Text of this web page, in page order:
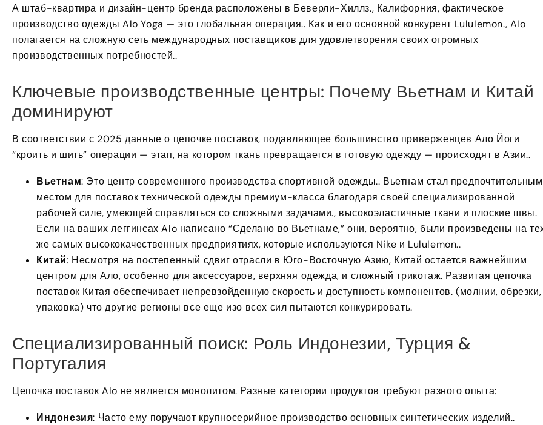
А штаб-квартира и дизайн-центр бренда расположены в Беверли-Хиллз., Калифорния, фактическое
производство одежды Alo Yoga — это глобальная операция.. Как и его основной конкурент Lululemon., Alo
полагается на сложную сеть международных поставщиков для удовлетворения своих огромных
производственных потребностей..
Ключевые производственные центры: Почему Вьетнам и Китай
доминируют
В соответствии с 2025 данные о цепочке поставок, подавляющее большинство приверженцев Ало Йоги
“кроить и шить” операции — этап, на котором ткань превращается в готовую одежду — происходят в Азии..
Вьетнам: Это центр современного производства спортивной одежды.. Вьетнам стал предпочтительным
местом для поставок технической одежды премиум-класса благодаря своей специализированной
рабочей силе, умеющей справляться со сложными задачами., высокоэластичные ткани и плоские швы.
Если на ваших леггинсах Alo написано “Сделано во Вьетнаме,” они, вероятно, были произведены на
же самых высококачественных предприятиях, которые используются Nike и Lululemon..
Китай: Несмотря на постепенный сдвиг отрасли в Юго-Восточную Азию, Китай остается важнейшим
центром для Ало, особенно для аксессуаров, верхняя одежда, и сложный трикотаж. Развитая цепочка
поставок Китая обеспечивает непревзойденную скорость и доступность компонентов. (молнии, обрезки,
упаковка) что другие регионы все еще изо всех сил пытаются конкурировать.
Специализированный поиск: Роль Индонезии, Турция &
Португалия
Цепочка поставок Alo не является монолитом. Разные категории продуктов требуют разного опыта:
Индонезия: Часто ему поручают крупносерийное производство основных синтетических изделий..